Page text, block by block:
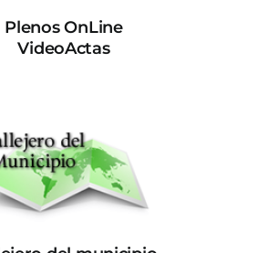
Plenos OnLine
VideoActas